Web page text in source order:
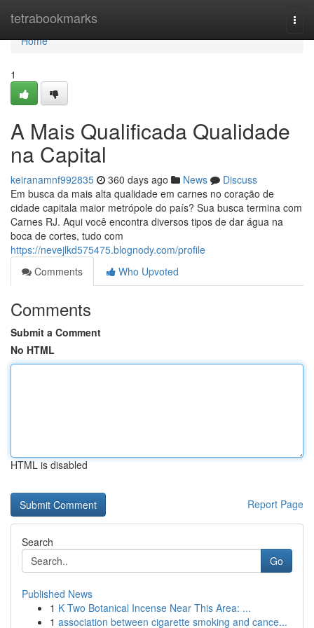
tetrabookmarks
Home
Home
1
A Mais Qualificada Qualidade
na Capital
keiranamnf992835 360 days ago News
Discuss
Em busca da mais alta qualidade em carnes no coração de
cidade capitala maior metrópole do país? Sua busca termina com
Carnes RJ. Aqui você encontra diversos tipos de dar água na
boca de cortes, tudo com
https://nevejlkd575475.blognody.com/profile
Comments
Who Upvoted
Comments
Submit a Comment
No HTML
HTML is disabled
Report Page
Search
Go
Published News
1 K Two Botanical Incense Near This Area: ...
1 association between cigarette smoking and cance...